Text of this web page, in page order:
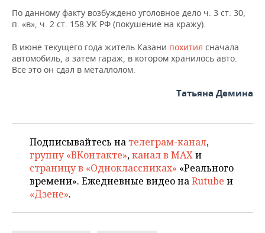
По данному факту возбуждено уголовное дело ч. 3 ст. 30,
п. «в», ч. 2 ст. 158 УК РФ (покушение на кражу).
В июне текущего года житель Казани похитил сначала
автомобиль, а затем гараж, в котором хранилось авто.
Все это он сдал в металлолом.
Татьяна Демина
Подписывайтесь на телеграм-канал,
группу «ВКонтакте»,канал в MAXи
страницу в «Одноклассниках» «Реального
времени». Ежедневные видео наRutube и
«Дзене».